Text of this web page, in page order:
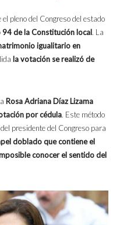
el pleno del Congreso del estado
de la Constitución local. La
igualitario en
la votación se realizó de
Rosa Adriana Díaz Lizama
por cédula. Este método
presidente del Congreso para
doblado que contiene el
conocer el sentido del